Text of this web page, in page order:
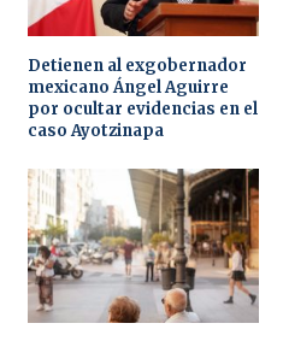
Detienen al exgobernador
mexicano Ángel Aguirre
por ocultar evidencias en el
caso Ayotzinapa